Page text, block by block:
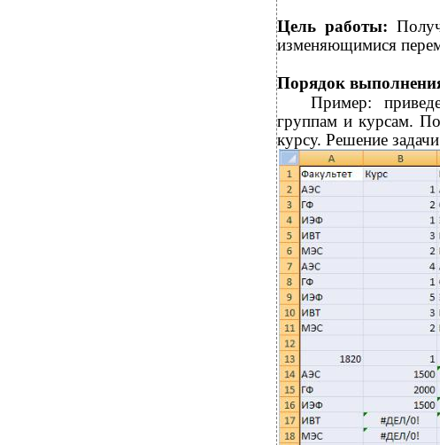
Цель работы:
изменяющимися
Порядок
Пример:
группам и курсам.
курсу. Решение